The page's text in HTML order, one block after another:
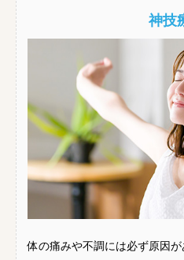
神技
体の痛みや不調には必ず原因